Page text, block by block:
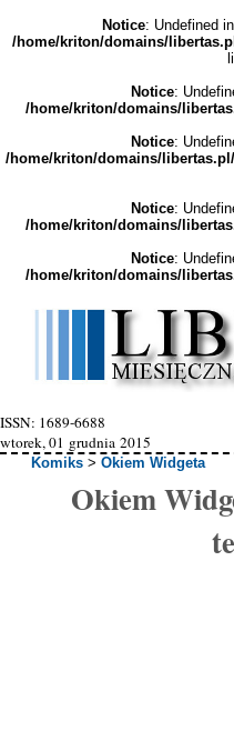
Notice: Undefined
/home/kriton/domains/
Notice:
/home/kriton/domains/
Notice:
/home/kriton/domains/
Notice:
/home/kriton/domains/
Notice:
/home/kriton/domains/
ISSN: 1689-6688
wtorek, 01 grudnia 2015
Komiks >Okiem Widgeta
Okiem